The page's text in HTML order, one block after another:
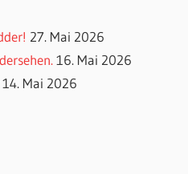
27. Mai 2026
16. Mai 2026
14. Mai 2026